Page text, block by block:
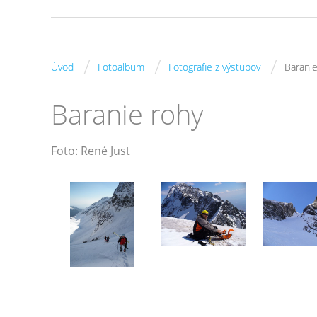
Úvod / Fotoalbum / Fotografie z výstupov /
Baranie rohy
Foto: René Just